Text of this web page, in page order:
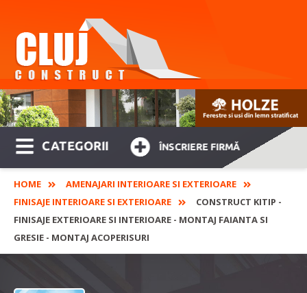
CATEGORII ÎNSCRIERE FIRMĂ
HOME
AMENAJARI INTERIOARE SI EXTERIOARE
FINISAJE INTERIOARE SI EXTERIOARE
CONSTRUCT KITIP -
FINISAJE EXTERIOARE SI INTERIOARE - MONTAJ FAIANTA SI
GRESIE - MONTAJ ACOPERISURI